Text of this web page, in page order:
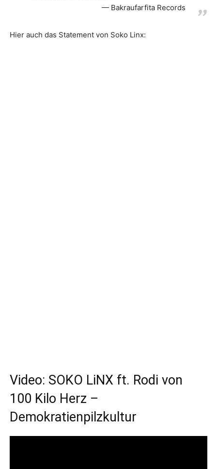
Bakraufarfita Records
Hier auch das Statement von Soko Linx:
Video: SOKO LiNX ft. Rodi von
100 Kilo Herz –
Demokratienpilzkultur